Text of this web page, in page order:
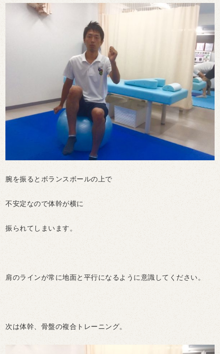
腕を振るとボランスボールの上で
不安定なので体幹が横に
振られてしまいます。
肩のラインが常に地面と平行になるように意識してください。
次は体幹、骨盤の複合トレーニング。